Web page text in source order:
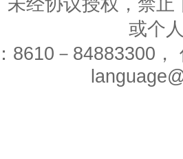
未经协议授权，禁
或个
8610－84883300